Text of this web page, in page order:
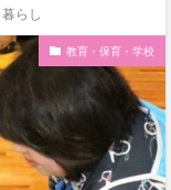
暮らし
教育・保育・学校